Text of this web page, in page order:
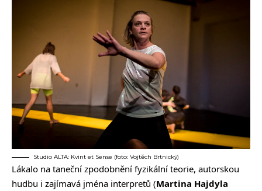
Studio ALTA: Kvint et Sense (foto: Vojtěch Brtnický)
Lákalo na taneční zpodobnění fyzikální teorie, autorskou
hudbu i zajímavá jména interpretů (Martina Hajdyla